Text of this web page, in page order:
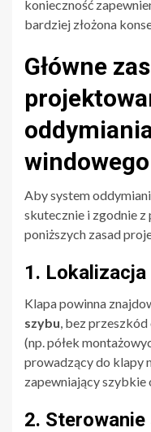
konieczność
bardziej złożona
Główne
windowego
Aby system
skutecznie i zgodnie z
poniższych zasad
1.
Klapa powinna
szybu, bez
(np. półek
prowadzący do klapy
zapewniający szybkie
2.